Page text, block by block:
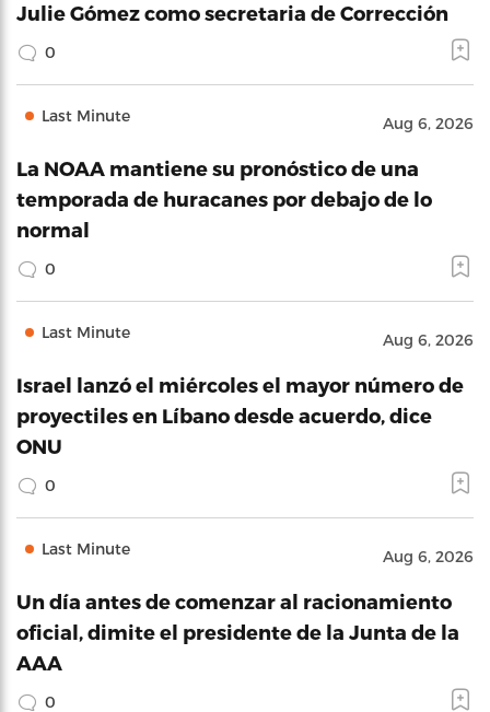
Julie Gómez como secretaria de Corrección
0
Last Minute Aug 6, 2026
La NOAA mantiene su pronóstico de una
temporada de huracanes por debajo de lo
normal
0
Last Minute Aug 6, 2026
Israel lanzó el miércoles el mayor número de
proyectiles en Líbano desde acuerdo, dice
ONU
0
Last Minute Aug 6, 2026
Un día antes de comenzar al racionamiento
oficial, dimite el presidente de la Junta de la
AAA
0